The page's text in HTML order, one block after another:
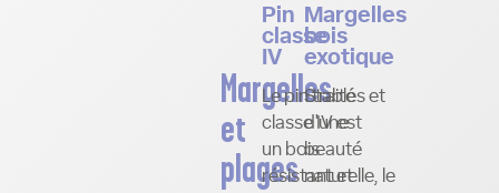
Margelles
et
plages
Pin
classe
IV
Le pin traité
classe IV est
un bois
résistant et
Margelles
bois
exotique
Stables et
d'une
beauté
naturelle, le